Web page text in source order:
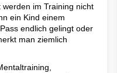
werden im Training nicht
ein Kind einem
endlich gelingt oder
man ziemlich